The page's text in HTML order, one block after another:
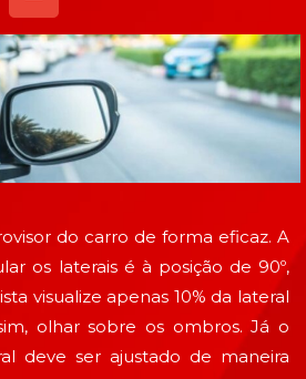
do carro de forma eficaz. A
os laterais é à posição de 90º,
visualize apenas 10% da lateral
olhar sobre os ombros. Já o
deve ser ajustado de maneira